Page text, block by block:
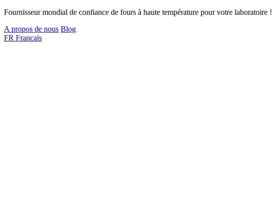
Fournisseur mondial de confiance de fours à haute température pour votre laboratoire !
A propos de nous Blog
FR Français